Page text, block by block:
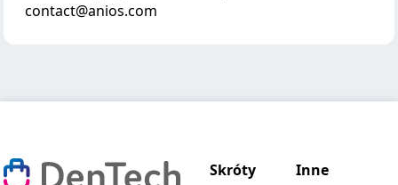
contact@anios.com
Skróty Inne